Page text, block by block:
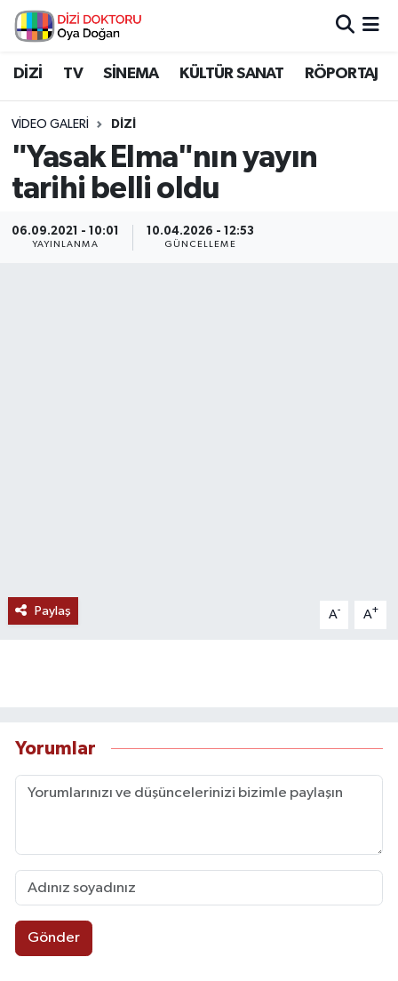
DİZİ TV SİNEMA KÜLTÜR SANAT RÖPORTAJ
VIDEO GALERI DIZI
"Yasak Elma"nın yayın
tarihi belli oldu
06.09.2021 - 10:01
YAYINLANMA
10.04.2026 - 12:53
GÜNCELLEME
Paylaş A- A+
Yorumlar
Gönder
İstanbul Nöbetçi Eczaneler
İstanbul Namaz Vakitleri
İstanbul Trafik Yoğunluk Haritası
Süper Lig Puan Durumu ve Fikstür